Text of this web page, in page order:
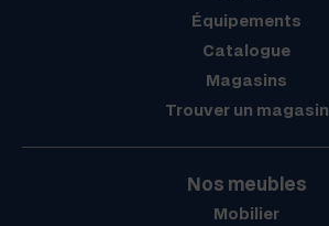
Équipements
Catalogue
Magasins
Trouver un magasin
Nos meubles
Mobilier